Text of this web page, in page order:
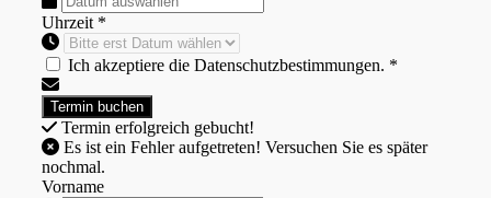
Uhrzeit *
Ich akzeptiere die Datenschutzbestimmungen. *
Termin erfolgreich gebucht!
nochmal.
Vorname